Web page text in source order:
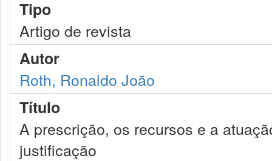
Tipo
Artigo de revista
Autor
Roth, Ronaldo João
Título
A prescrição, os recursos e a
justificação